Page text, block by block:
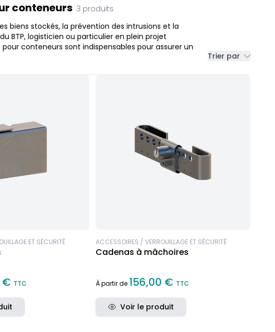
conteneurs 3 produits
biens stockés, la prévention des intrusions et la
BTP, logisticien ou particulier en plein projet
conteneurs sont indispensables pour assurer un
Trier par
ET SÉCURITÉ
€ TTC
ACCESSOIRES / VERROUILLAGE ET SÉCURITÉ
Cadenas à mâchoires
À partir de 156,00 € TTC
Voir le produit